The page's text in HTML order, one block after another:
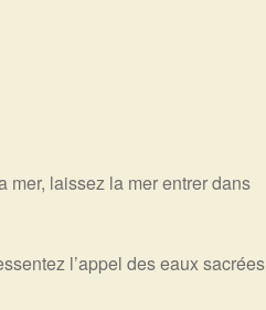
mer, laissez la mer entrer dans
l’appel des eaux sacrées